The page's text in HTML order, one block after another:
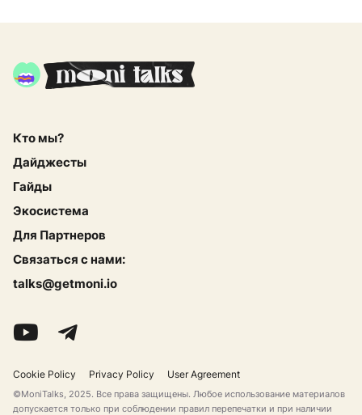
Кто мы?
Дайджесты
Гайды
Экосистема
Для Партнеров
Связаться с нами:
talks@getmoni.io
Cookie Policy Privacy Policy User Agreement
©MoniTalks, 2025. Все права защищены. Любое использование материалов
допускается только при соблюдении правил перепечатки и при наличии